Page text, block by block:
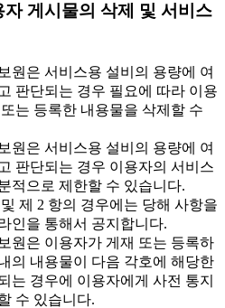
자 게시물의 삭제 및 서비스
원은 서비스용 설비의 용량에 여
판단되는 경우 필요에 따라 이용
는 등록한 내용물을 삭제할 수
원은 서비스용 설비의 용량에 여
판단되는 경우 이용자의 서비스
적으로 제한할 수 있습니다.
제 2 항의 경우에는 당해 사항을
인을 통해서 공지합니다.
원은 이용자가 게재 또는 등록하
의 내용물이 다음 각호에 해당한
는 경우에 이용자에게 사전 통지
수 있습니다.